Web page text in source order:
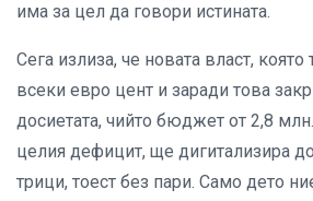
има за цел да говори истината.
Сега излиза, че новата власт, която
всеки евро цент и заради това
досиетата, чийто бюджет от 2,8
целия дефицит, ще дигитализира
трици, тоест без пари. Само дето